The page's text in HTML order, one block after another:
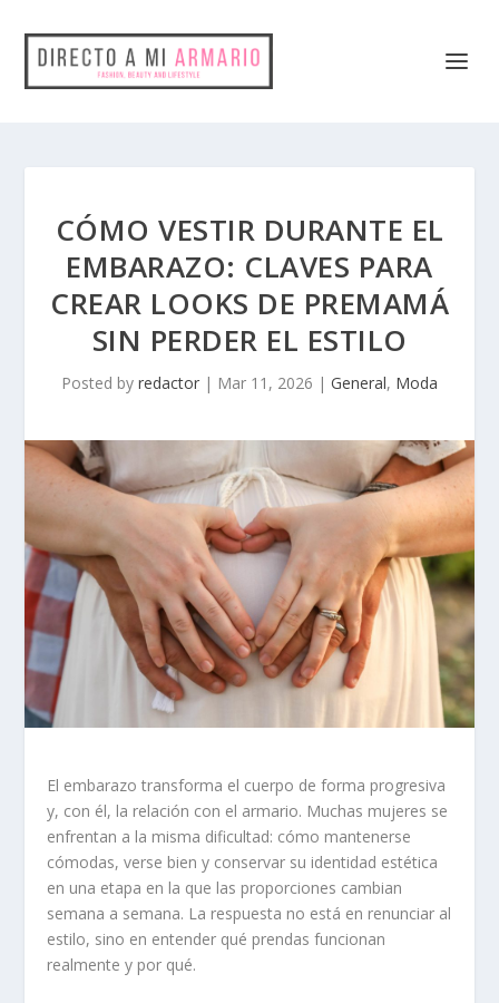
CÓMO VESTIR DURANTE EL
EMBARAZO: CLAVES PARA
CREAR LOOKS DE PREMAMÁ
SIN PERDER EL ESTILO
Posted by redactor | Mar 11, 2026 | General, Moda
El embarazo transforma el cuerpo de forma progresiva
y, con él, la relación con el armario. Muchas mujeres se
enfrentan a la misma dificultad: cómo mantenerse
cómodas, verse bien y conservar su identidad estética
en una etapa en la que las proporciones cambian
semana a semana. La respuesta no está en renunciar al
estilo, sino en entender qué prendas funcionan
realmente y por qué.